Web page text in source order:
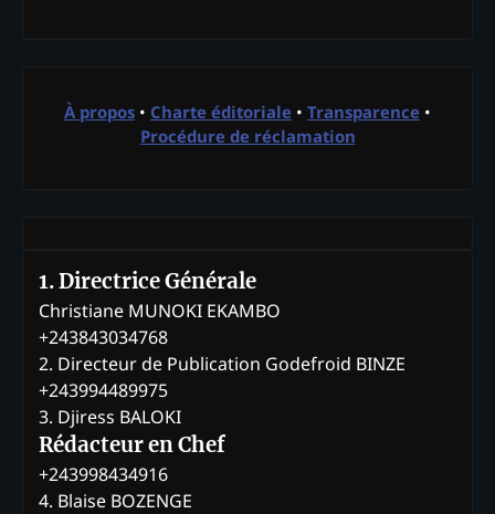
À propos • Charte éditoriale • Transparence •
Procédure de réclamation
1. Directrice Générale
Christiane MUNOKI EKAMBO
+243843034768
2. Directeur de Publication Godefroid BINZE
+243994489975
3. Djiress BALOKI
Rédacteur en Chef
+243998434916
4. Blaise BOZENGE